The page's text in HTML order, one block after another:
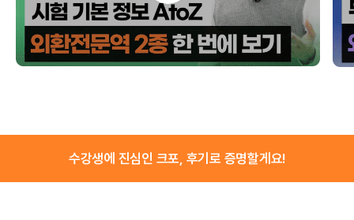
수강생에 진심인 크포, 후기로 증명할게요!